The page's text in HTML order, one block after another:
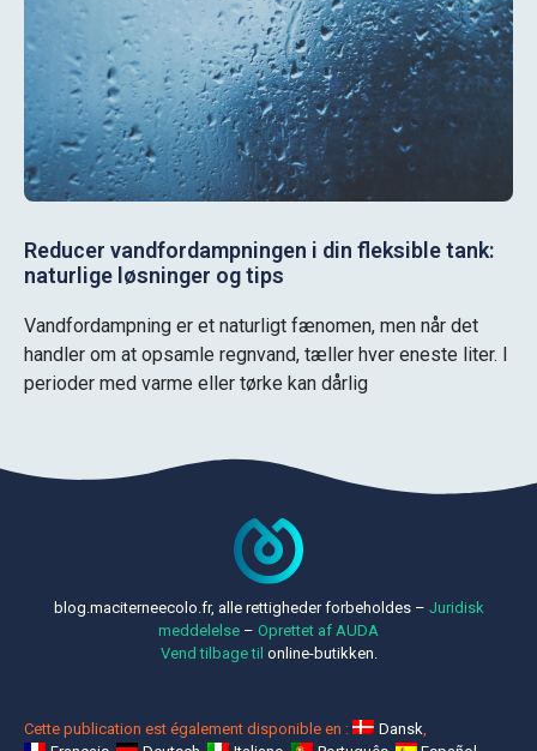
Reducer vandfordampningen i din fleksible tank:
naturlige løsninger og tips
Vandfordampning er et naturligt fænomen, men når det
handler om at opsamle regnvand, tæller hver eneste liter. I
perioder med varme eller tørke kan dårlig
blog.maciterneecolo.fr, alle rettigheder forbeholdes – Juridisk
meddelelse – Oprettet af AUDA
Vend tilbage til online-butikken.
Cette publication est également disponible en :
Dansk